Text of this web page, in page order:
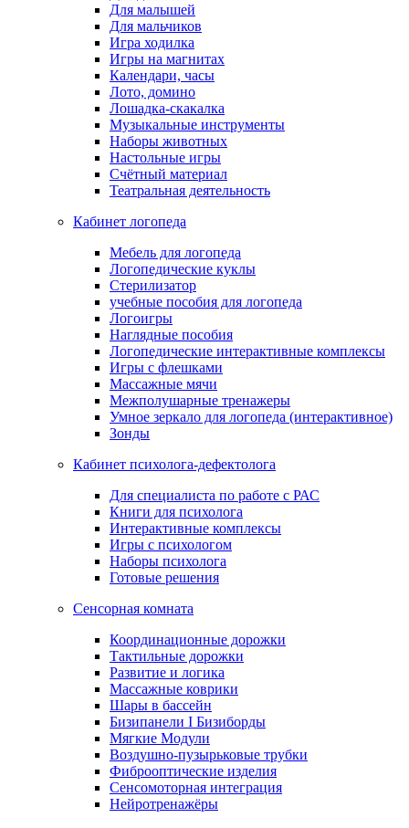
Для малышей
Для мальчиков
Игра ходилка
Игры на магнитах
Календари, часы
Лото, домино
Лошадка-скакалка
Музыкальные инструменты
Наборы животных
Настольные игры
Счётный материал
Театральная деятельность
Кабинет логопеда
Мебель для логопеда
Логопедические куклы
Стерилизатор
учебные пособия для логопеда
Логоигры
Наглядные пособия
Логопедические интерактивные комплексы
Игры с флешками
Массажные мячи
Межполушарные тренажеры
Умное зеркало для логопеда (интерактивное)
Зонды
Кабинет психолога-дефектолога
Для специалиста по работе с РАС
Книги для психолога
Интерактивные комплексы
Игры с психологом
Наборы психолога
Готовые решения
Сенсорная комната
Координационные дорожки
Тактильные дорожки
Развитие и логика
Массажные коврики
Шары в бассейн
Бизипанели I Бизиборды
Мягкие Модули
Воздушно-пузырьковые трубки
Фиброоптические изделия
Сенсомоторная интеграция
Нейротренажёры